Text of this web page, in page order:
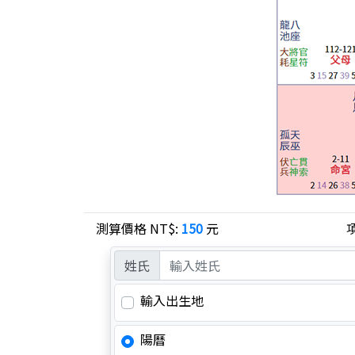
測算價格 NT$: 150 元
姓氏
輸入出生地
陽曆